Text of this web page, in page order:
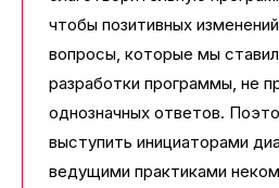
чтобы позитивных
вопросы, которые мы
разработки программы, не
однозначных ответов.
выступить инициаторами
ведущими практиками